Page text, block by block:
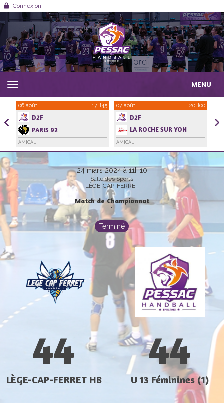
Connexion
MENU
06 août 17H45
D2F
PARIS 92
AMICAL
07 août 20H00
D2F
LA ROCHE SUR YON
HANDBALL VENDEE
AMICAL
24 mars 2024 à 11H10
Salle des Sports
LÈGE-CAP-FERRET
Match de Championnat
1
Terminé
44 44
LÈGE-CAP-FERRET HB U 13 Féminines (1)
Panneau de gestion des cookies